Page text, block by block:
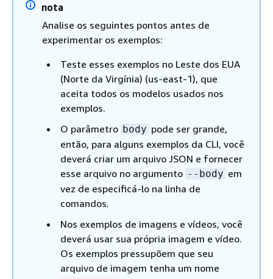
nota
Analise os seguintes pontos antes de
experimentar os exemplos:
Teste esses exemplos no Leste dos EUA
(Norte da Virgínia) (us-east-1), que
aceita todos os modelos usados nos
exemplos.
O parâmetro body pode ser grande,
então, para alguns exemplos da CLI, você
deverá criar um arquivo JSON e fornecer
esse arquivo no argumento --body em
vez de especificá-lo na linha de
comandos.
Nos exemplos de imagens e vídeos, você
deverá usar sua própria imagem e vídeo.
Os exemplos pressupõem que seu
arquivo de imagem tenha um nome